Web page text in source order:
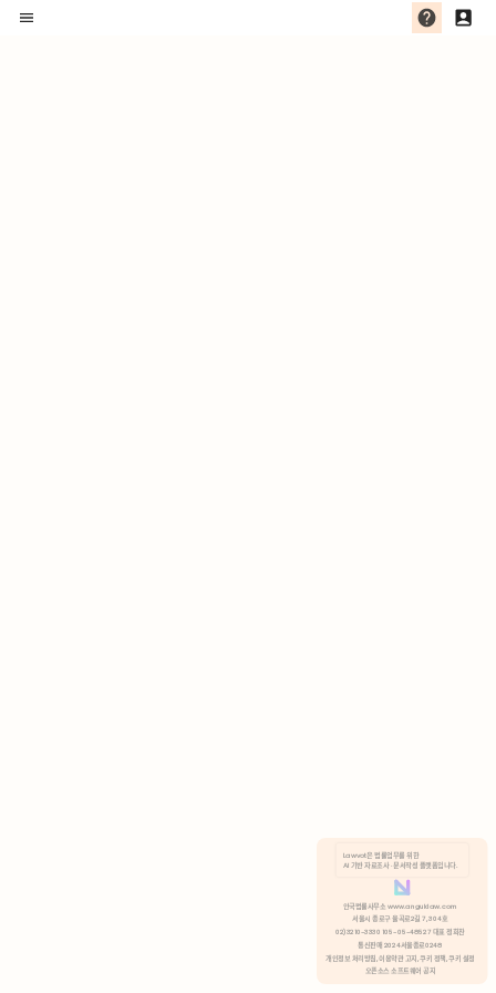
분석 쿠키 허용
Lawvot은 법률업무를 위한
AI 기반 자료조사 · 문서작성 플랫폼입니다.
안국법률사무소 www.anguklaw.com
서울시 종로구 율곡로2길 7, 304호
02)3210-3330 105-05-48527 대표 정희찬
통신판매 2024서울종로0248
개인정보 처리방침, 이용약관 고지, 쿠키 정책, 쿠키 설정
오픈소스 소프트웨어 공지